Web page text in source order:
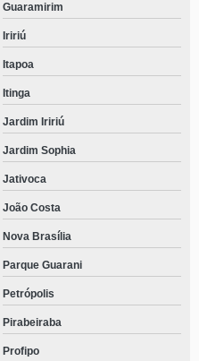
Guaramirim
Iririú
Itapoa
Itinga
Jardim Iririú
Jardim Sophia
Jativoca
João Costa
Nova Brasília
Parque Guarani
Petrópolis
Pirabeiraba
Profipo